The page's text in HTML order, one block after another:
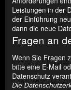
Leistungen in der
der Einführung
dann die neue
Fragen an
Wenn Sie Fragen
bitte eine E-Mail
Datenschutz
Die